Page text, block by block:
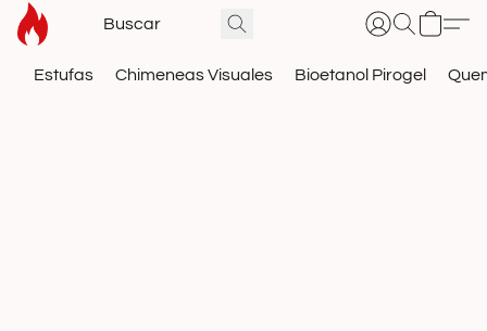
Estufas Chimeneas Visuales Bioetanol Pirogel